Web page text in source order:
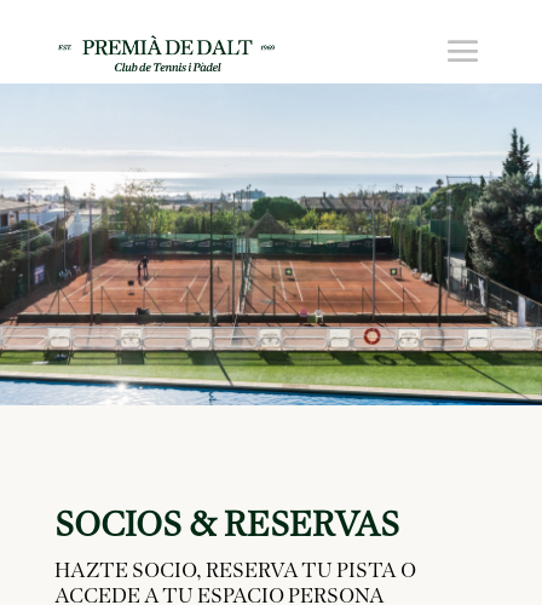
SOCIOS & RESERVAS
HAZTE SOCIO, RESERVA TU PISTA O
ACCEDE A TU ESPACIO PERSONA